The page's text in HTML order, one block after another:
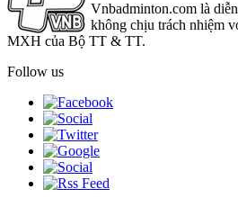
Vnbadminton.com là
không chịu trách nhiệm
MXH của Bộ TT & TT.
Follow us